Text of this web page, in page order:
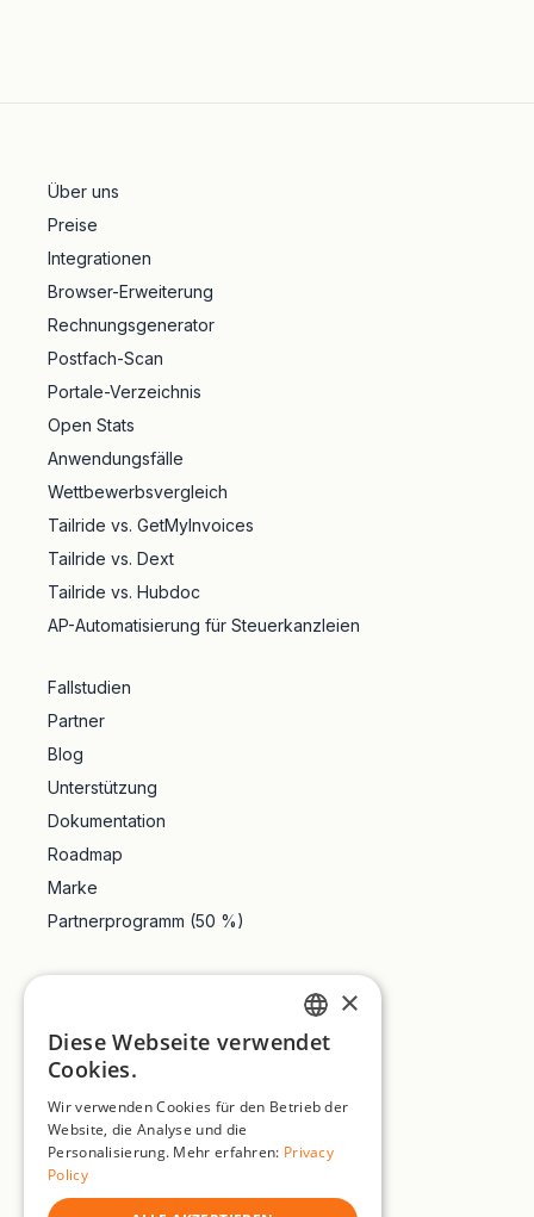
Über uns
Preise
Integrationen
Browser-Erweiterung
Rechnungsgenerator
Postfach-Scan
Portale-Verzeichnis
Open Stats
Anwendungsfälle
Wettbewerbsvergleich
Tailride vs. GetMyInvoices
Tailride vs. Dext
Tailride vs. Hubdoc
AP-Automatisierung für Steuerkanzleien
Fallstudien
Partner
Blog
Unterstützung
Dokumentation
Roadmap
Marke
Partnerprogramm (50 %)
Instagram
TikTok
YouTube
Trustpilot
ENGLISH
PORTUGUESE
×
Diese Webseite verwendet
Cookies.
Wir verwenden Cookies für den Betrieb der
Website, die Analyse und die
Personalisierung. Mehr erfahren: Privacy
Policy